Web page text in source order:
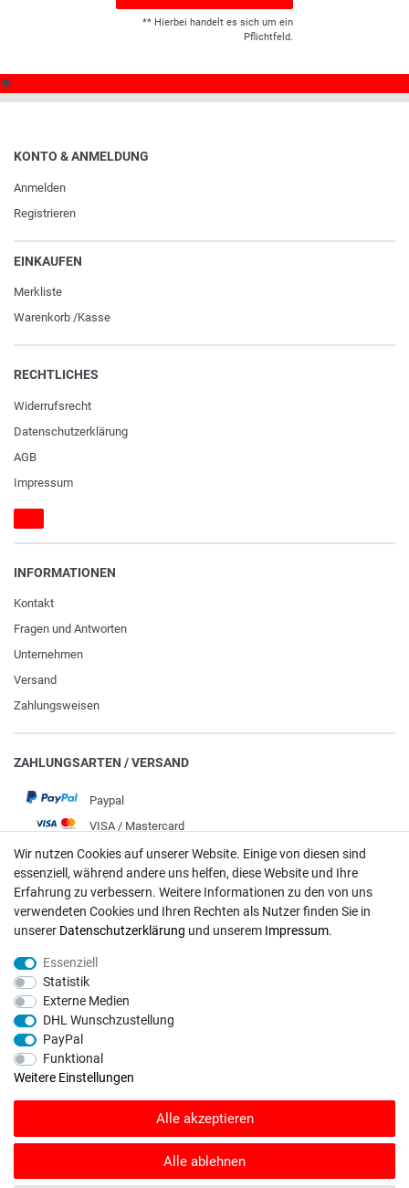
** Hierbei handelt es sich um ein
Pflichtfeld.
KONTO & ANMELDUNG
Anmelden
Registrieren
EINKAUFEN
Merkliste
Warenkorb /Kasse
RECHTLICHES
Widerrufs­recht
Daten­schutz­erklärung
AGB
Impressum
INFORMATIONEN
Kontakt
Fragen und Antworten
Unternehmen
Versand
Zahlungsweisen
ZAHLUNGSARTEN / VERSAND
Paypal
VISA / Mastercard
Vorkasse
DHL
Montag - Freitag, 09:00 - 18:00
info@rasentraktoren-motoren.de
MA-Versand GmbH, 53925 Kall, In der Laach 1-3
Unser Unternehmen sammelt über den unabhängigen Dienstleister
Maßnahmen ein, um Bewertungen zu verifizieren.
von Kundenbewertungen auf SHOPVOTE finden Sie hier.
Wir nutzen Cookies auf unserer Website. Einige von diesen sind
essenziell, während andere uns helfen, diese Website und Ihre
Erfahrung zu verbessern. Weitere Informationen zu den von uns
verwendeten Cookies und Ihren Rechten als Nutzer finden Sie in
unserer Daten­schutz­erklärung und unserem Impressum.
Essenziell
Statistik
Externe Medien
DHL Wunschzustellung
PayPal
Funktional
Weitere Einstellungen
Alle akzeptieren
Alle ablehnen